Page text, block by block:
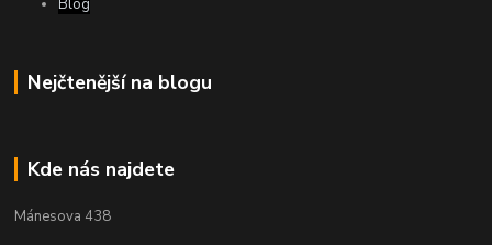
Blog
Nejčtenější na blogu
Kde nás najdete
Mánesova 438